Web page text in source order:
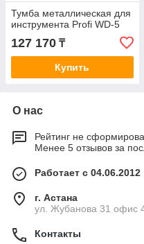
Тумба металлическая для
инструмента Profi WD-5
127 170 ₸
Купить
О нас
Рейтинг не
Менее 5 отзывов за
Работает с 04.06.2012
г. Астана
ул. Жубанова 31 офис
Контакты